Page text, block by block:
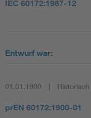
IEC 60172:1987-12
Entwurf war:
01.01.1900 Historisch
prEN 60172:1900-01